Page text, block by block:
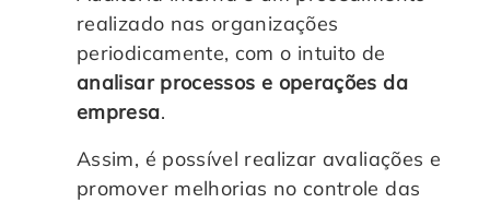
realizado nas organizações
periodicamente, com o intuito de
analisar processos e operações da
empresa.
Assim, é possível realizar avaliações e
promover melhorias no controle das